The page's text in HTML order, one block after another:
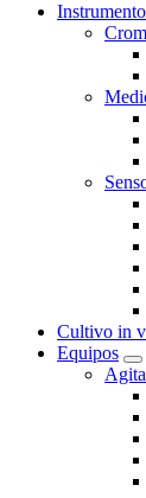
Cultivo in
Equipos